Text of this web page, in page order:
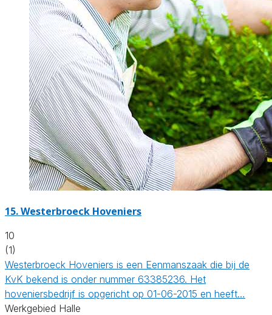
15.Westerbroeck Hoveniers
10
(1)
Westerbroeck Hoveniers is een Eenmanszaak die bij de
KvK bekend is onder nummer 63385236. Het
hoveniersbedrijf is opgericht op 01-06-2015 en heeft…
Werkgebied Halle